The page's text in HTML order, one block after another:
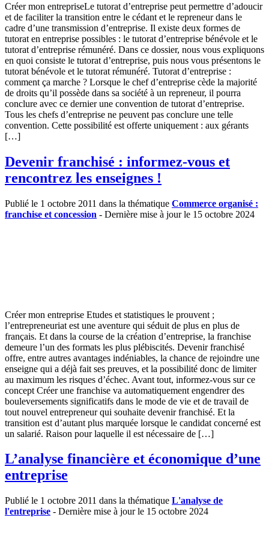
Créer mon entrepriseLe tutorat d’entreprise peut permettre d’adoucir
et de faciliter la transition entre le cédant et le repreneur dans le
cadre d’une transmission d’entreprise. Il existe deux formes de
tutorat en entreprise possibles : le tutorat d’entreprise bénévole et le
tutorat d’entreprise rémunéré. Dans ce dossier, nous vous expliquons
en quoi consiste le tutorat d’entreprise, puis nous vous présentons le
tutorat bénévole et le tutorat rémunéré. Tutorat d’entreprise :
comment ça marche ? Lorsque le chef d’entreprise cède la majorité
de droits qu’il possède dans sa société à un repreneur, il pourra
conclure avec ce dernier une convention de tutorat d’entreprise.
Tous les chefs d’entreprise ne peuvent pas conclure une telle
convention. Cette possibilité est offerte uniquement : aux gérants
[…]
Devenir franchisé : informez-vous et
rencontrez les enseignes !
Publié le 1 octobre 2011 dans la thématique Commerce organisé :
franchise et concession - Dernière mise à jour le 15 octobre 2024
Créer mon entreprise Etudes et statistiques le prouvent ;
l’entrepreneuriat est une aventure qui séduit de plus en plus de
français. Et dans la course de la création d’entreprise, la franchise
demeure l’un des formats les plus plébiscités. Devenir franchisé
offre, entre autres avantages indéniables, la chance de rejoindre une
enseigne qui a déjà fait ses preuves, et la possibilité donc de limiter
au maximum les risques d’échec. Avant tout, informez-vous sur ce
concept Créer une franchise va automatiquement engendrer des
bouleversements significatifs dans le mode de vie et de travail de
tout nouvel entrepreneur qui souhaite devenir franchisé. Et la
transition est d’autant plus marquée lorsque le candidat concerné est
un salarié. Raison pour laquelle il est nécessaire de […]
L’analyse financière et économique d’une
entreprise
Publié le 1 octobre 2011 dans la thématique L'analyse de
l'entreprise - Dernière mise à jour le 15 octobre 2024